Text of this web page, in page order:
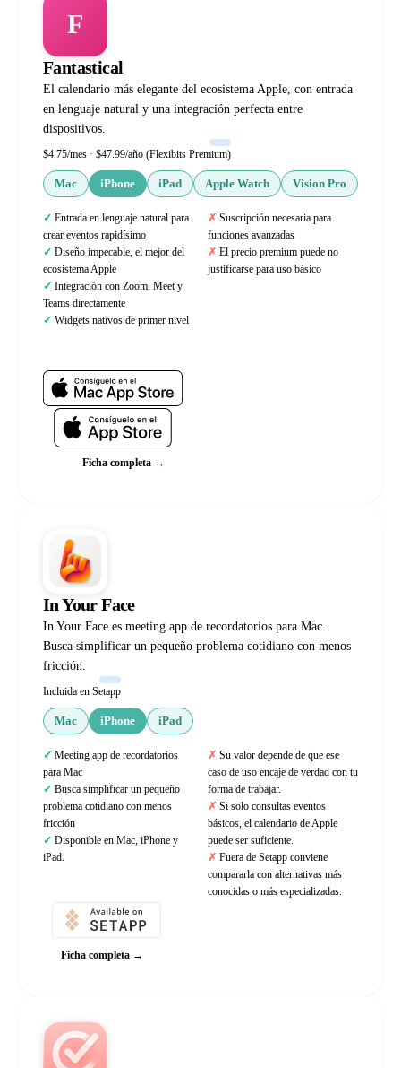
F
Fantastical
El calendario más elegante del ecosistema Apple, con entrada
en lenguaje natural y una integración perfecta entre
dispositivos.
$4.75/mes · $47.99/año (Flexibits Premium)
Mac iPhone iPad Apple Watch Vision Pro
Entrada en lenguaje natural para
crear eventos rapidísimo
Diseño impecable, el mejor del
ecosistema Apple
Integración con Zoom, Meet y
Teams directamente
Widgets nativos de primer nivel
Suscripción necesaria para
funciones avanzadas
El precio premium puede no
justificarse para uso básico
Ficha completa →
In Your Face
In Your Face es meeting app de recordatorios para Mac.
Busca simplificar un pequeño problema cotidiano con menos
fricción.
Incluida en Setapp
Mac iPhone iPad
Meeting app de recordatorios
para Mac
Busca simplificar un pequeño
problema cotidiano con menos
fricción
Disponible en Mac, iPhone y
iPad.
Su valor depende de que ese
caso de uso encaje de verdad con tu
forma de trabajar.
Si solo consultas eventos
básicos, el calendario de Apple
puede ser suficiente.
Fuera de Setapp conviene
compararla con alternativas más
conocidas o más especializadas.
Ficha completa →